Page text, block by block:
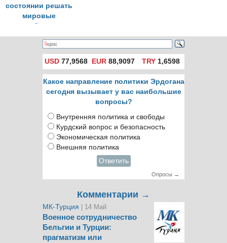
состоянии решать
мировые
проблемы
USD 77,9568 EUR 88,9097 TRY1,6598
Какое направление политики Эрдогана
сегодня вызывает у вас наибольшие
вопросы?
Внутренняя политика и свободы
Курдский вопрос и безопасность
Экономическая политика
Внешняя политика
Ответить
Опросы →
Комментарии →
МК-Турция | 14 Май
Военное сотрудничество
Бельгии и Турции:
прагматизм или